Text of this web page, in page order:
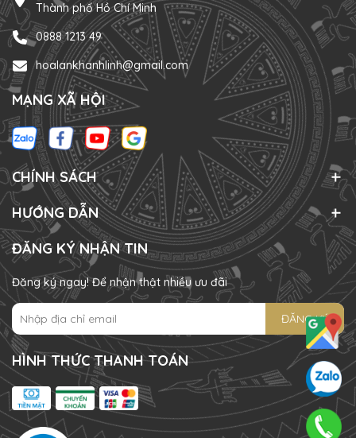
Thành phố Hồ Chí Minh
0888 1213 49
hoalankhanhlinh@gmail.com
MẠNG XÃ HỘI
CHÍNH SÁCH
HƯỚNG DẪN
ĐĂNG KÝ NHẬN TIN
Đăng ký ngay! Để nhận thật nhiều ưu đãi
ĐĂNG KÝ
HÌNH THỨC THANH TOÁN